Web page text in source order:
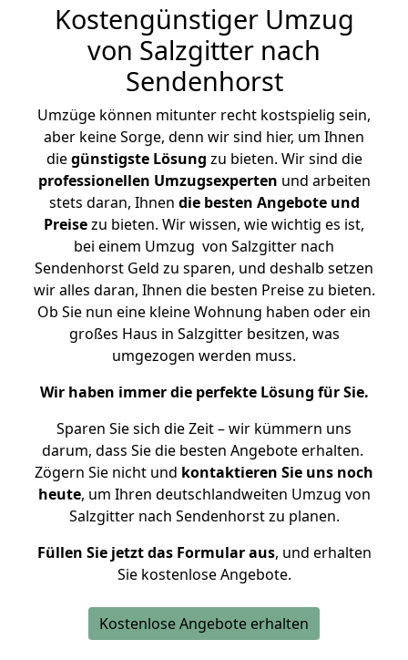
Kostengünstiger Umzug
von Salzgitter nach
Sendenhorst
Umzüge können mitunter recht kostspielig sein,
aber keine Sorge, denn wir sind hier, um Ihnen
diegünstigste Lösung zu bieten. Wir sind die
professionellen Umzugsexperten und arbeiten
stets daran, Ihnen die besten Angebote und
Preisezu bieten. Wir wissen, wie wichtig es ist,
bei einem Umzug von Salzgitter nach
Sendenhorst Geld zu sparen, und deshalb setzen
wir alles daran, Ihnen die besten Preise zu bieten.
Ob Sie nun eine kleine Wohnung haben oder ein
großes Haus in Salzgitter besitzen, was
umgezogen werden muss.
Wir haben immer die perfekte Lösung für Sie.
Sparen Sie sich die Zeit – wir kümmern uns
darum, dass Sie die besten Angebote erhalten.
Zögern Sie nicht und kontaktieren Sie uns noch
heute, um Ihren deutschlandweiten Umzug von
Salzgitter nach Sendenhorst zu planen.
Füllen Sie jetzt das Formular aus, und erhalten
Sie kostenlose Angebote.
Kostenlose Angebote erhalten